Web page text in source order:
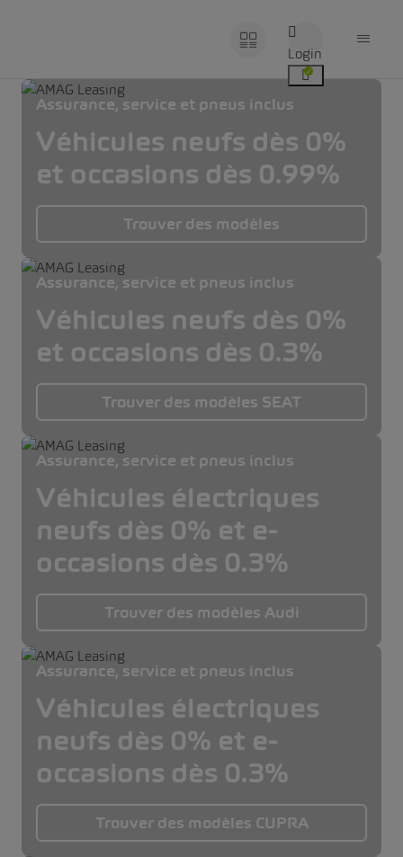
Login
Assurance, service et pneus inclus
Véhicules neufs dès 0%
et occasions dès 0.99%
Trouver des modèles
Assurance, service et pneus inclus
Véhicules neufs dès 0%
et occasions dès 0.3%
Trouver des modèles SEAT
Assurance, service et pneus inclus
Véhicules électriques
neufs dès 0% et e-
occasions dès 0.3%
Trouver des modèles Audi
Assurance, service et pneus inclus
Véhicules électriques
neufs dès 0% et e-
occasions dès 0.3%
Trouver des modèles CUPRA